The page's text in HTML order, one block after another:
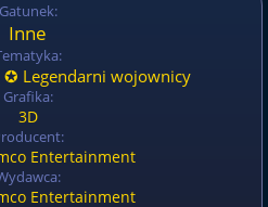
Gatunek:
Inne
✪ Legendarni wojownicy
Grafika:
3D
Entertainment
Entertainment